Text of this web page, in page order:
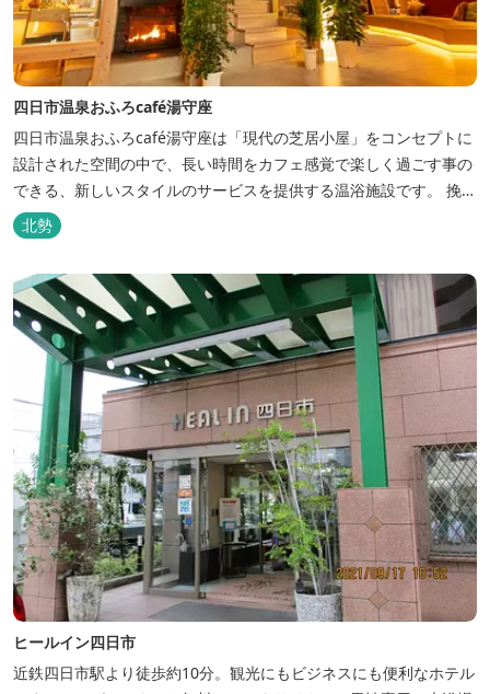
四日市温泉おふろcafé湯守座
四日市温泉おふろcafé湯守座は「現代の芝居小屋」をコンセプトに
設計された空間の中で、長い時間をカフェ感覚で楽しく過ごす事の
できる、新しいスタイルのサービスを提供する温浴施設です。 挽き
たてコーヒーやコミック、雑誌、マッサージチェア、Wi-Fiを無料
でご利用いただけます。
北勢
ヒールイン四日市
近鉄四日市駅より徒歩約10分。観光にもビジネスにも便利なホテル